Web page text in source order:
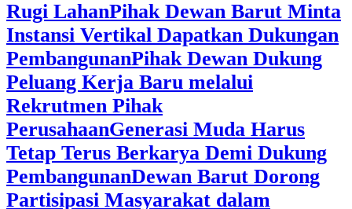
Rugi LahanPihak Dewan Barut Minta
Instansi Vertikal Dapatkan Dukungan
PembangunanPihak Dewan Dukung
Peluang Kerja Baru melalui
Rekrutmen Pihak
PerusahaanGenerasi Muda Harus
Tetap Terus Berkarya Demi Dukung
PembangunanDewan Barut Dorong
Partisipasi Masyarakat dalam